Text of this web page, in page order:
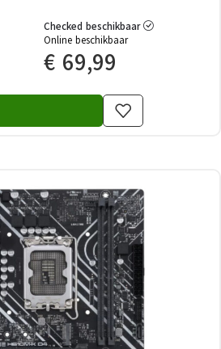
Checked beschikbaar
Online beschikbaar
€ 69,99